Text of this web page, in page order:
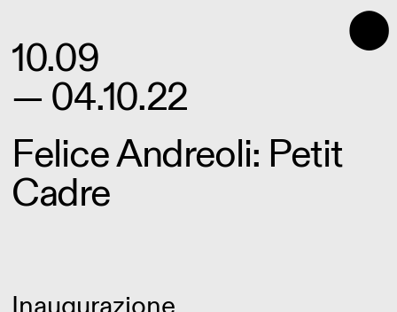
⬤
10.09
— 04.10.22
Felice Andreoli: Petit
Cadre